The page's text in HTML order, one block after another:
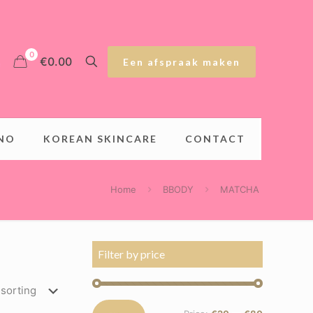
KOREAN SKINCARE CONTACT
0 €0.00 Een afspraak maken
Home BBODY MATCHA
Filter by price
Min
Max